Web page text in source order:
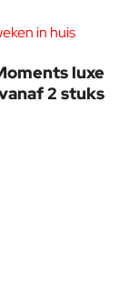
in huis
luxe
2 stuks